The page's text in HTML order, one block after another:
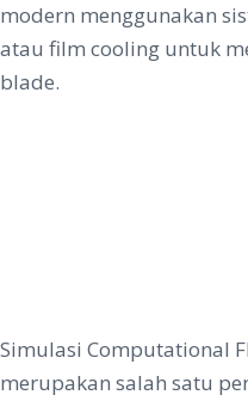
modern menggunakan
atau film cooling untuk
blade.
Simulasi Computational
merupakan salah satu